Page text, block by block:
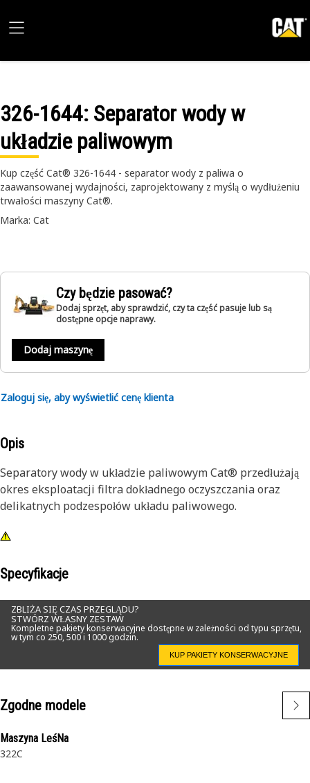
326-1644: Separator wody w
układzie paliwowym
Kup część Cat® 326-1644 - separator wody z paliwa o
zaawansowanej wydajności, zaprojektowany z myślą o wydłużeniu
trwałości maszyny Cat®.
Marka: Cat
Czy będzie pasować?
Dodaj sprzęt, aby sprawdzić, czy ta część pasuje lub są
dostępne opcje naprawy.
Dodaj maszynę
Zaloguj się, aby wyświetlić cenę klienta
Opis
Separatory wody w układzie paliwowym Cat® przedłużają
okres eksploatacji filtra dokładnego oczyszczania oraz
delikatnych podzespołów układu paliwowego.
Specyfikacje
ZBLIŻA SIĘ CZAS PRZEGLĄDU?
STWÓRZ WŁASNY ZESTAW
Kompletne pakiety konserwacyjne dostępne w zależności od typu sprzętu,
w tym co 250, 500 i 1000 godzin.
KUP PAKIETY KONSERWACYJNE
Zgodne modele
Maszyna LeśNa
322C